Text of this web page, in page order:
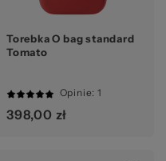
Torebka O bag standard
Tomato
100%
Opinie: 1
398,00 zł